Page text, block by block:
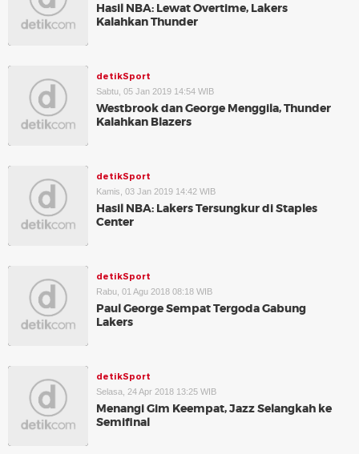
Hasil NBA: Lewat Overtime, Lakers
Kalahkan Thunder
detikSport
Sabtu, 05 Jan 2019 14:54 WIB
Westbrook dan George Menggila, Thunder
Kalahkan Blazers
detikSport
Kamis, 03 Jan 2019 14:42 WIB
Hasil NBA: Lakers Tersungkur di Staples
Center
detikSport
Rabu, 01 Agu 2018 08:18 WIB
Paul George Sempat Tergoda Gabung
Lakers
detikSport
Selasa, 24 Apr 2018 13:25 WIB
Menangi Gim Keempat, Jazz Selangkah ke
Semifinal